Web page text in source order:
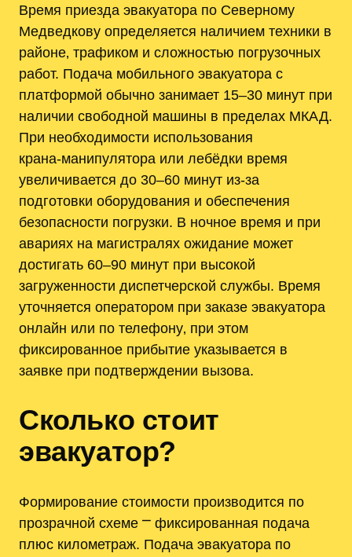
Время приезда эвакуатора по Северному
Медведкову определяется наличием техники в
районе‚ трафиком и сложностью погрузочных
работ. Подача мобильного эвакуатора с
платформой обычно занимает 15–30 минут при
наличии свободной машины в пределах МКАД.
При необходимости использования
крана‑манипулятора или лебёдки время
увеличивается до 30–60 минут из‑за
подготовки оборудования и обеспечения
безопасности погрузки. В ночное время и при
авариях на магистралях ожидание может
достигать 60–90 минут при высокой
загруженности диспетчерской службы. Время
уточняется оператором при заказе эвакуатора
онлайн или по телефону‚ при этом
фиксированное прибытие указывается в
заявке при подтверждении вызова.
Сколько стоит
эвакуатор?
Формирование стоимости производится по
прозрачной схеме ⎻ фиксированная подача
плюс километраж. Подача эвакуатора по